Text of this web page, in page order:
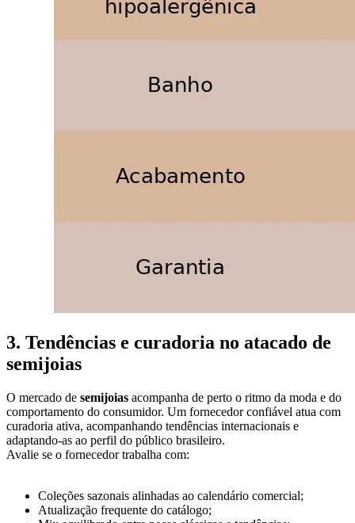
3. Tendências e curadoria no atacado de
semijoias
O mercado de semijoias acompanha de perto o ritmo da moda e do
comportamento do consumidor. Um fornecedor confiável atua com
curadoria ativa, acompanhando tendências internacionais e
adaptando-as ao perfil do público brasileiro.
Avalie se o fornecedor trabalha com:
Coleções sazonais alinhadas ao calendário comercial;
Atualização frequente do catálogo;